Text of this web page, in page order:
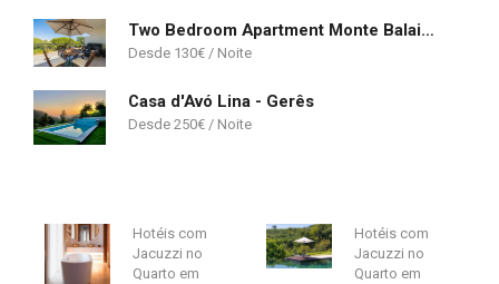
Two Bedroom Apartment Monte Balaia Albufeira
130€
Casa d'Avó Lina - Gerês
250€
Hotéis com
Jacuzzi no
Quarto em
Hotéis com
Jacuzzi no
Quarto em